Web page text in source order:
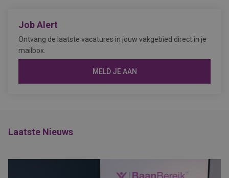
Job Alert
Ontvang de laatste vacatures in jouw vakgebied direct in je
mailbox.
MELD JE AAN
Laatste Nieuws